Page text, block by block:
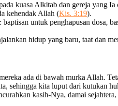
kuasa Alkitab dan gereja yang
kehendak Allah (Kis. 3:19).
untuk penghapusan dosa,
hidup yang baru, taat dan
ada di bawah murka Allah.
sehingga kita luput dari kutukan
kasih-Nya, damai